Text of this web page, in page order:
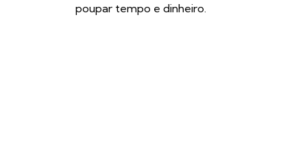
ES
poupar tempo e dinheiro.